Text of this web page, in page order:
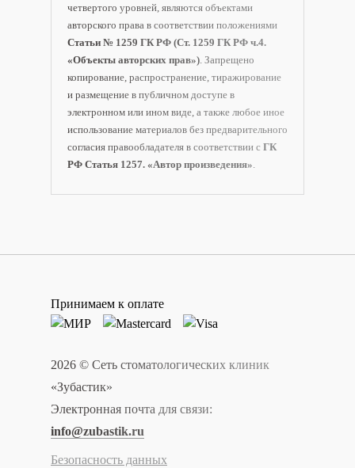
четвертого уровней, являются объектами
авторского права в соответствии положениями
Статьи № 1259 ГК РФ (Ст. 1259 ГК РФ ч.4.
«Объекты авторских прав») . Запрещено
копирование, распространение, тиражирование
и размещение в публичном доступе в
электронном или ином виде, а также любое иное
использование материалов без предварительного
согласия правообладателя в соответствии с ГК
РФ Статья 1257. «Автор произведения»
Принимаем к оплате
2026 © Сеть стоматологических клиник
«Зубастик»
Электронная почта для связи:
info@zubastik.ru
Безопасность данных